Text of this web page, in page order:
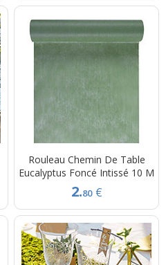
Rouleau Chemin De Table
Eucalyptus Foncé Intissé 10 M
2.80 €